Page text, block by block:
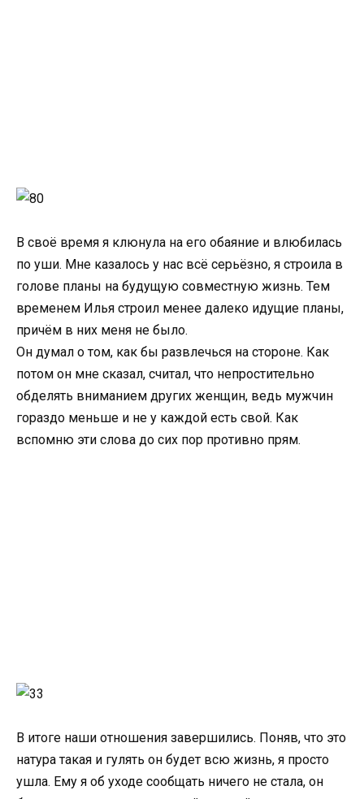
В своё время я клюнула на его обаяние и влюбилась
по уши. Мне казалось у нас всё серьёзно, я строила в
голове планы на будущую совместную жизнь. Тем
временем Илья строил менее далеко идущие планы,
причём в них меня не было.
Он думал о том, как бы развлечься на стороне. Как
потом он мне сказал, считал, что непростительно
обделять вниманием других женщин, ведь мужчин
гораздо меньше и не у каждой есть свой. Как
вспомню эти слова до сих пор противно прям.
В итоге наши отношения завершились. Поняв, что это
натура такая и гулять он будет всю жизнь, я просто
ушла. Ему я об уходе сообщать ничего не стала, он